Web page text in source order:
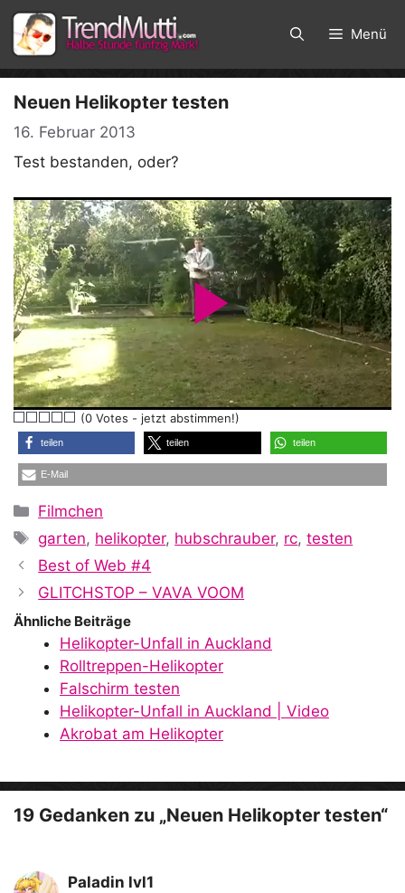
Zum
Inhalt
springen
Menü
Neuen Helikopter testen
16. Februar 2013
Test bestanden, oder?
P
l
a
y
V
i
d
e
o
(0 Votes - jetzt abstimmen!)
teilen teilen teilen
E-Mail
Kategorien
Filmchen
Schlagwörter
garten, helikopter, hubschrauber, rc,testen
Best of Web #4
GLITCHSTOP – VAVA VOOM
Ähnliche Beiträge
Helikopter-Unfall in Auckland
Rolltreppen-Helikopter
Falschirm testen
Helikopter-Unfall in Auckland | Video
Akrobat am Helikopter
19 Gedanken zu „Neuen Helikopter testen“
Paladin lvl1